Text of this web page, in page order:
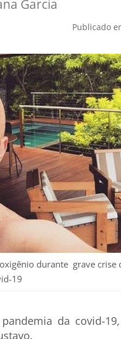
Garcia
Publicado
durante grave crise
19
da covid-